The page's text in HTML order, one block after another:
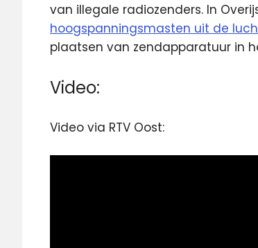
van illegale radiozenders. In
hoogspanningsmasten uit de
plaatsen van zendapparatuur in
Video:
Video via RTV Oost: